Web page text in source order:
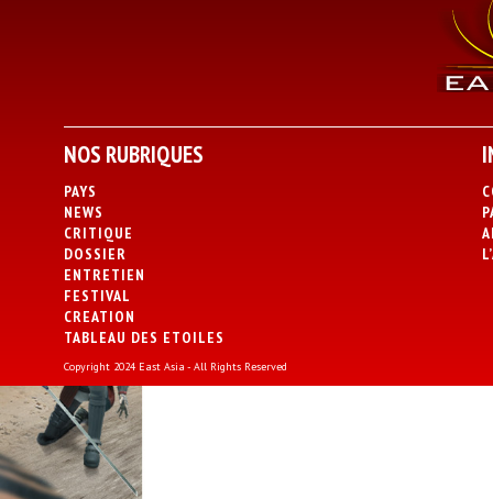
NOS RUBRIQUES
PAYS
NEWS
CRITIQUE
DOSSIER
ENTRETIEN
FESTIVAL
CREATION
TABLEAU DES ETOILES
Copyright 2024 East Asia - All Rights Reserved